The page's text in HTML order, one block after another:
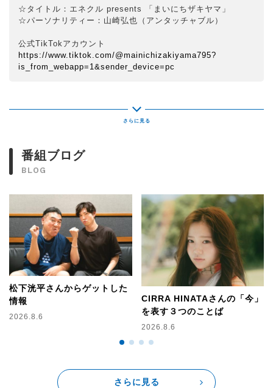
☆タイトル：エネクル presents 「まいにちザキヤマ」
☆パーソナリティー：山崎弘也（アンタッチャブル）
公式TikTokアカウント
https://www.tiktok.com/@mainichizakiyama795?
is_from_webapp=1&sender_device=pc
番組ブログ
BLOG
松下洸平さんからゲットした
情報
2026.8.6
CIRRA HINATAさんの「今」
を表す３つのことば
2026.8.6
さらに見る